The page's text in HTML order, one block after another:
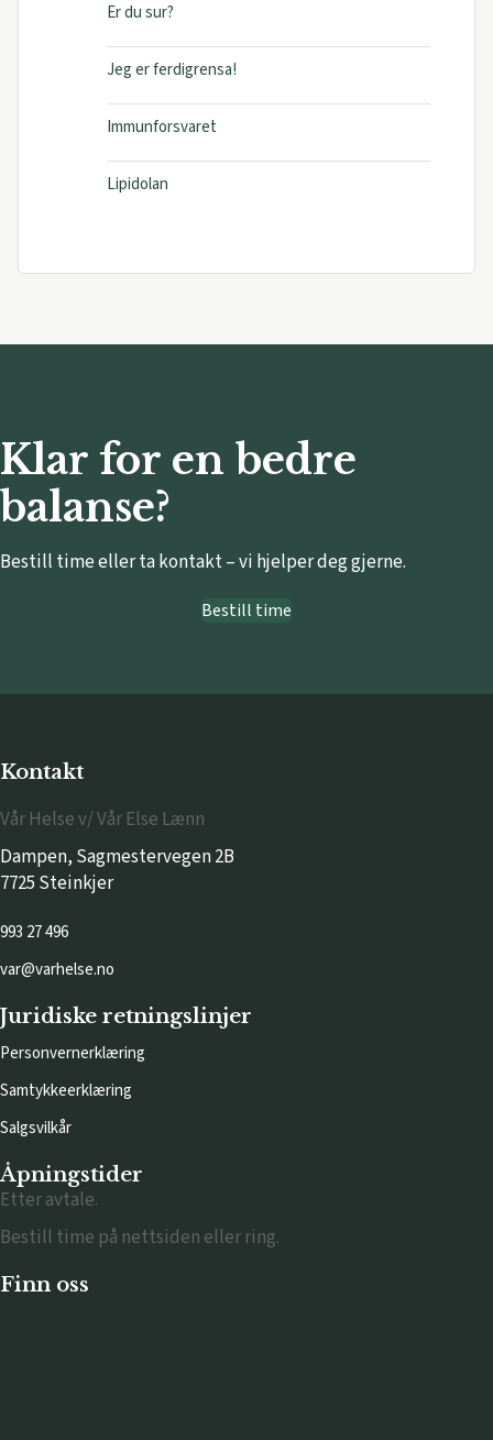
Er du sur?
Jeg er ferdigrensa!
Immunforsvaret
Lipidolan
Klar for en bedre
balanse?
Bestill time eller ta kontakt – vi hjelper deg gjerne.
Bestill time
Kontakt
Vår Helse v/ Vår Else Lænn
Dampen, Sagmestervegen 2B
7725 Steinkjer
993 27 496
var@varhelse.no
Juridiske retningslinjer
Personvernerklæring
Samtykkeerklæring
Salgsvilkår
Åpningstider
Etter avtale.
Bestill time på nettsiden eller ring.
Finn oss